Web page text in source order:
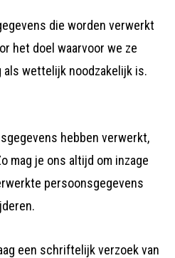
die worden verwerkt
het doel waarvoor we ze
wettelijk noodzakelijk is.
hebben verwerkt,
mag je ons altijd om inzage
persoonsgegevens
een schriftelijk verzoek van